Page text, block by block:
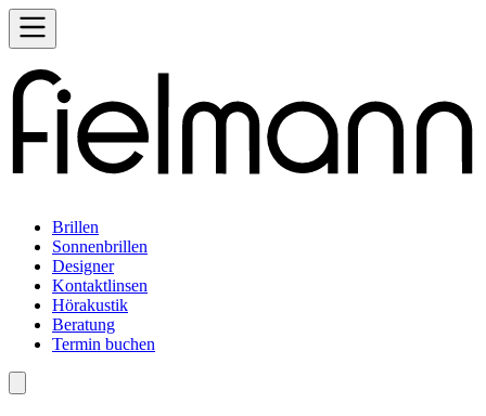
Brillen
Sonnenbrillen
Designer
Kontaktlinsen
Hörakustik
Beratung
Termin buchen